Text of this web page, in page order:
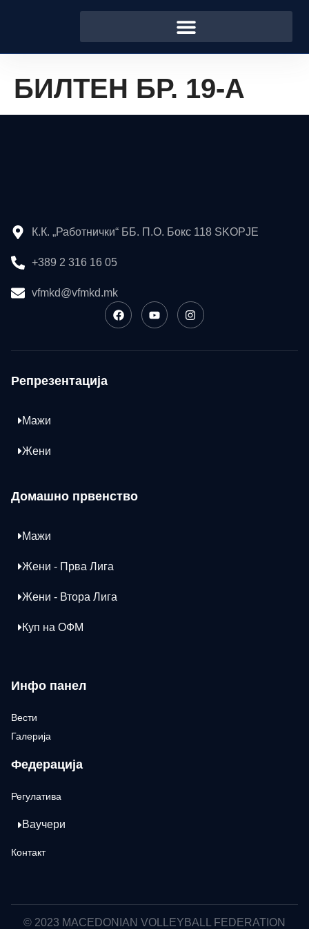
БИЛТЕН БР. 19-А
К.К. „Работнички“ ББ. П.О. Бокс 118 SKOPJE
+389 2 316 16 05
vfmkd@vfmkd.mk
Репрезентација
Мажи
Жени
Домашно првенство
Мажи
Жени - Прва Лига
Жени - Втора Лига
Куп на ОФМ
Инфо панел
Вести
Галерија
Федерација
Регулатива
Ваучери
Контакт
© 2023 MACEDONIAN VOLLEYBALL FEDERATION